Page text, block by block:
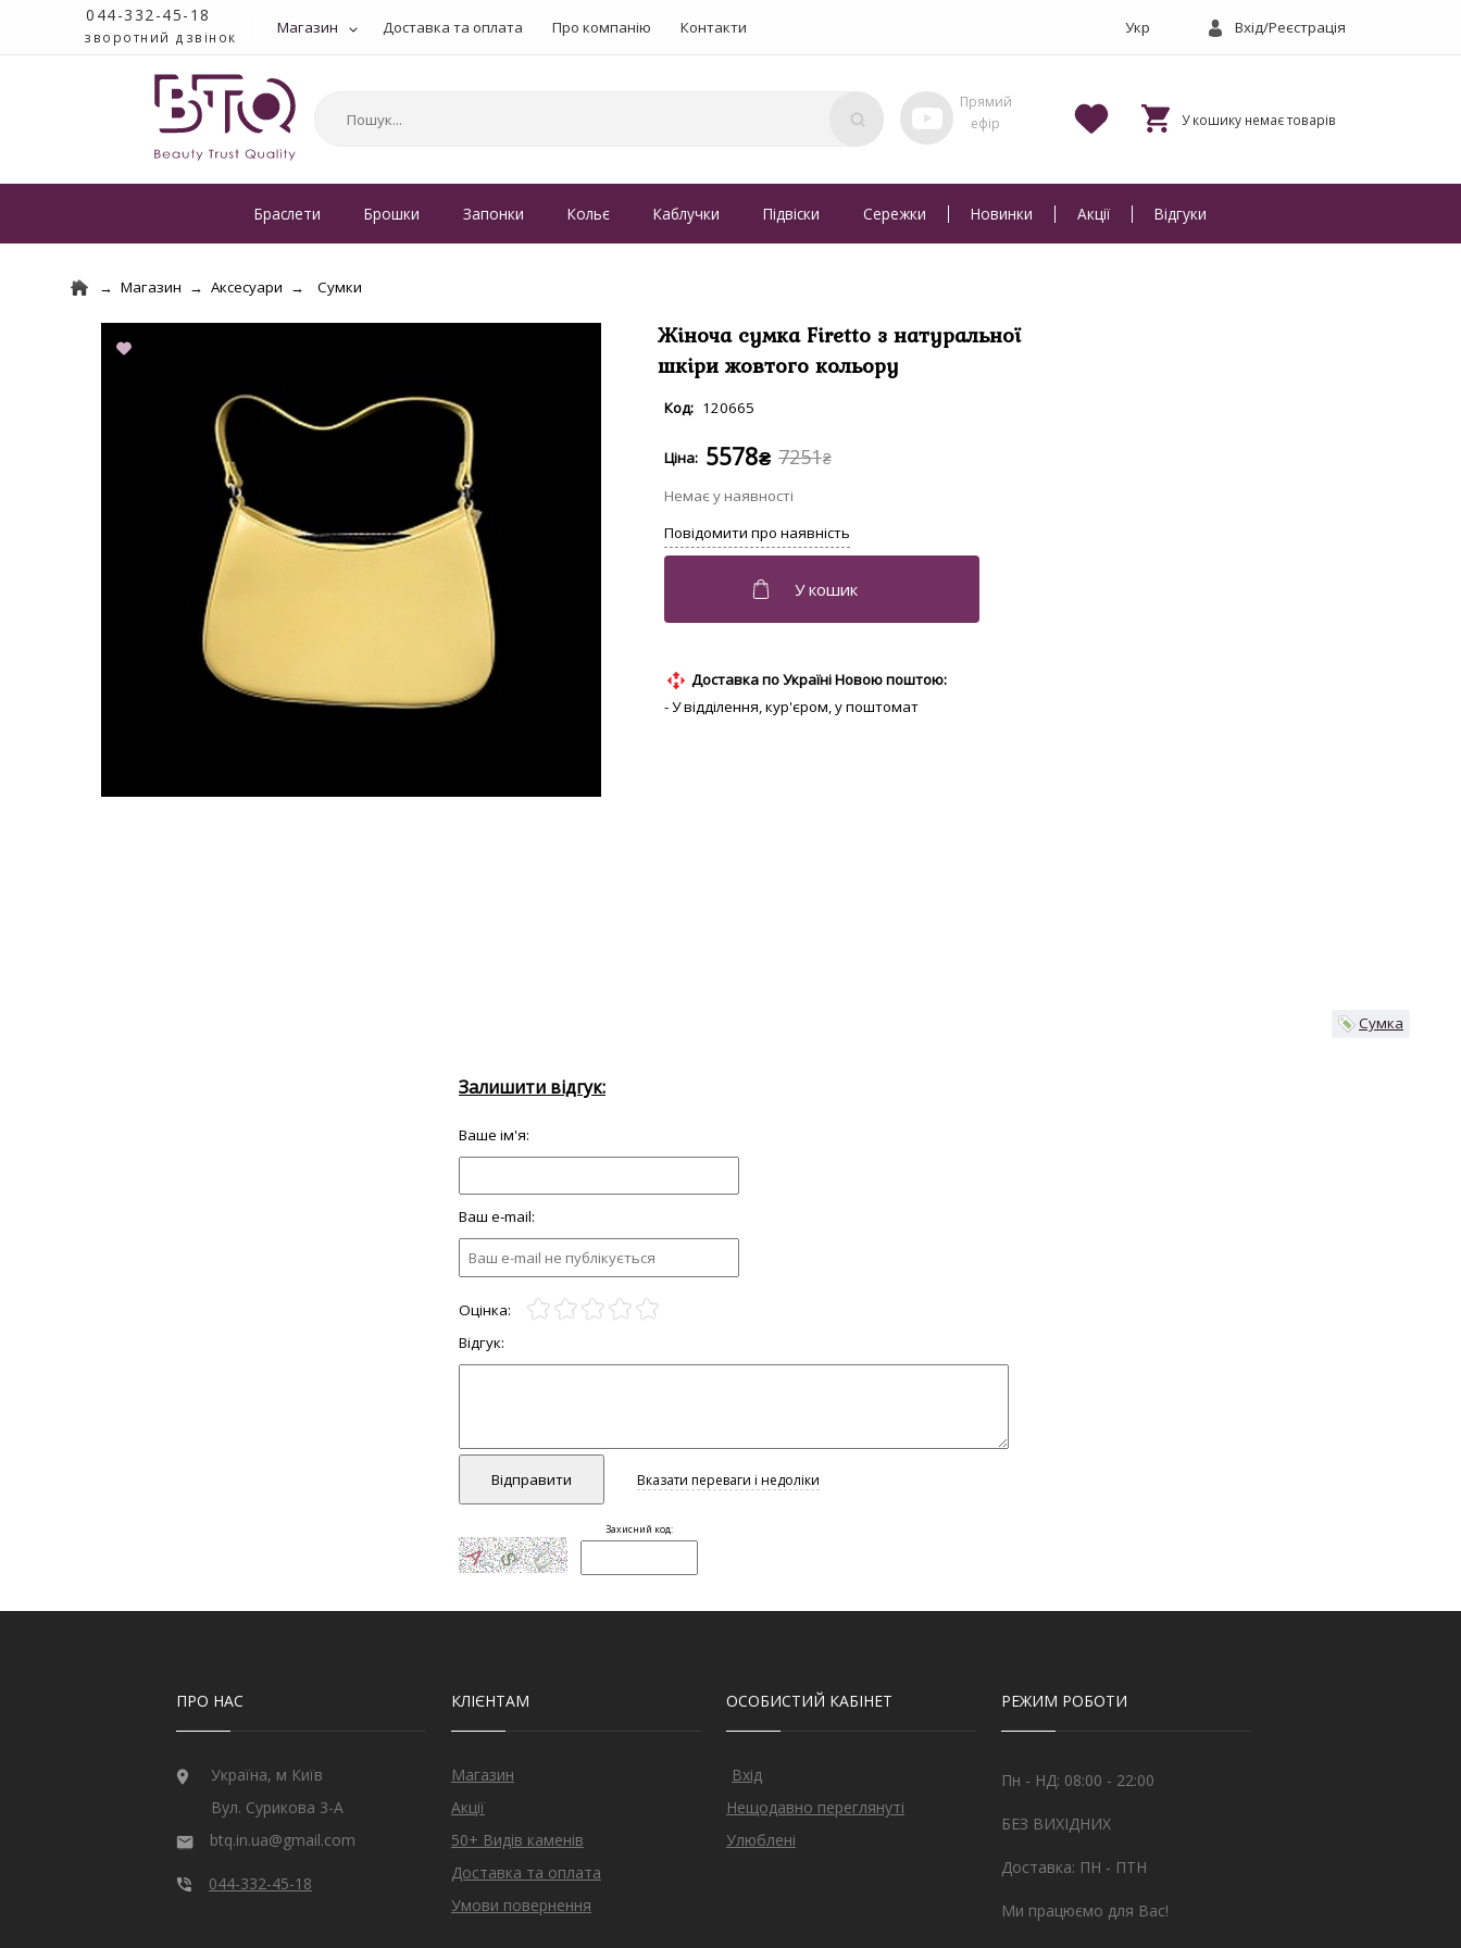
044-332-45-18
зворотний дзвінок Магазин Доставка та оплата Про компанію Контакти Вхід/Реєстрація
Браслети Брошки Запонки Кольє Каблучки Підвіски Сережки Новинки Акції Відгуки
Магазин Аксесуари Сумки
Жіноча сумка Firetto з натуральної
шкіри жовтого кольору
120665
7251₴
5578₴
Доставка по Україні Новою поштою:
- У відділення, кур'єром, у поштомат
Сумка
ПРО НАС
Україна, м Київ
Вул. Сурикова 3-А
btq.in.ua@gmail.com
044-332-45-18
КЛІЄНТАМ
Магазин
Акції
50+ Видів каменів
Доставка та оплата
Умови повернення
ОСОБИСТИЙ КАБІНЕТ
Вхід
Нещодавно переглянуті
Улюблені
РЕЖИМ РОБОТИ
Пн - НД: 08:00 - 22:00
БЕЗ ВИХІДНИХ
Доставка: ПН - ПТН
Ми працюємо для Вас!